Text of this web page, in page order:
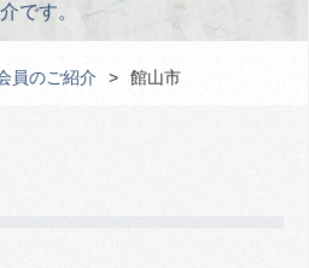
介です。
員のご紹介 館山市